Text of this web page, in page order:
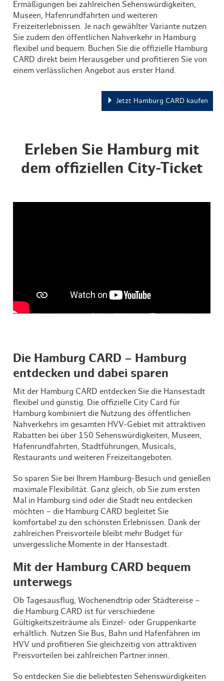
Ermäßigungen bei zahlreichen Sehenswürdigkeiten,
Museen, Hafenrundfahrten und weiteren
Freizeiterlebnissen. Je nach gewählter Variante nutzen
Sie zudem den öffentlichen Nahverkehr in Hamburg
flexibel und bequem. Buchen Sie die offizielle Hamburg
CARD direkt beim Herausgeber und profitieren Sie von
einem verlässlichen Angebot aus erster Hand.
Jetzt Hamburg CARD kaufen
Erleben Sie Hamburg mit
dem offiziellen City-Ticket
Die Hamburg CARD – Hamburg
entdecken und dabei sparen
Mit der Hamburg CARD entdecken Sie die Hansestadt
flexibel und günstig. Die offizielle City Card für
Hamburg kombiniert die Nutzung des öffentlichen
Nahverkehrs im gesamten HVV-Gebiet mit attraktiven
Rabatten bei über 150 Sehenswürdigkeiten, Museen,
Hafenrundfahrten, Stadtführungen, Musicals,
Restaurants und weiteren Freizeitangeboten.
So sparen Sie bei Ihrem Hamburg-Besuch und genießen
maximale Flexibilität. Ganz gleich, ob Sie zum ersten
Mal in Hamburg sind oder die Stadt neu entdecken
möchten – die Hamburg CARD begleitet Sie
komfortabel zu den schönsten Erlebnissen. Dank der
zahlreichen Preisvorteile bleibt mehr Budget für
unvergessliche Momente in der Hansestadt.
Mit der Hamburg CARD bequem
unterwegs
Ob Tagesausflug, Wochenendtrip oder Städtereise –
die Hamburg CARD ist für verschiedene
Gültigkeitszeiträume als Einzel- oder Gruppenkarte
erhältlich. Nutzen Sie Bus, Bahn und Hafenfähren im
HVV und profitieren Sie gleichzeitig von attraktiven
Preisvorteilen bei zahlreichen Partner:innen.
So entdecken Sie die beliebtesten Sehenswürdigkeiten